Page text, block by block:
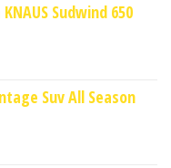
Sudwind 650
Suv All Season